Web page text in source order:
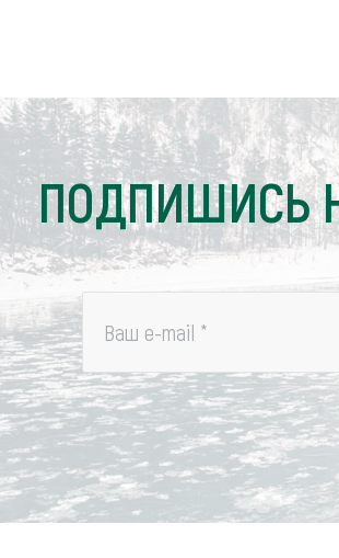
ПОДПИШИСЬ
Ваш e-mail *